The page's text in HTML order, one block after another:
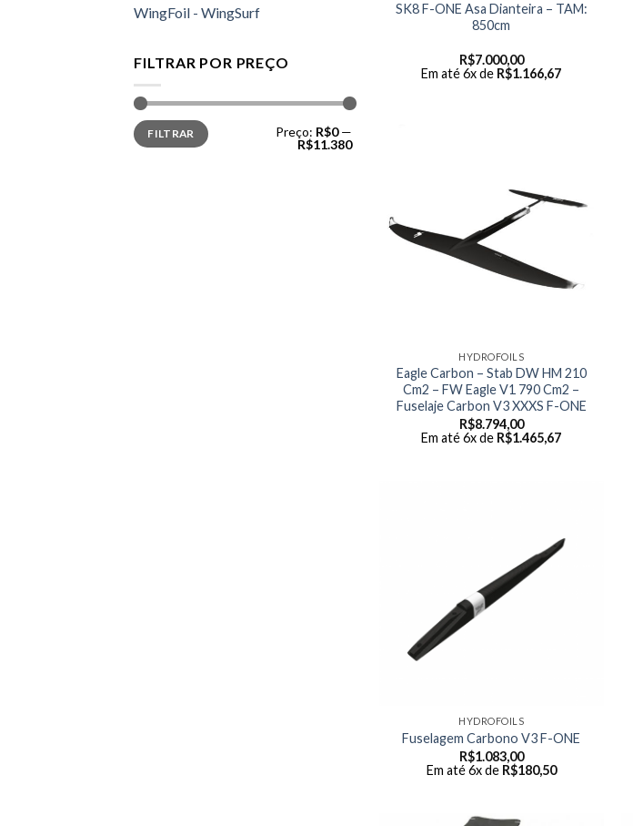
WingFoil - WingSurf
FILTRAR POR PREÇO
Preço
mínimo
Preço
máximo
FILTRAR Preço: R$0—
R$11.380
SK8 F-ONE Asa Dianteira – TAM:
850cm
R$7.000,00
Em até 6x de R$1.166,67
HYDROFOILS
Eagle Carbon – Stab DW HM 210
Cm2 – FW Eagle V1 790 Cm2 –
Fuselaje Carbon V3 XXXS F-ONE
R$8.794,00
Em até 6x de R$1.465,67
HYDROFOILS
Fuselagem Carbono V3 F-ONE
R$1.083,00
Em até 6x de R$180,50